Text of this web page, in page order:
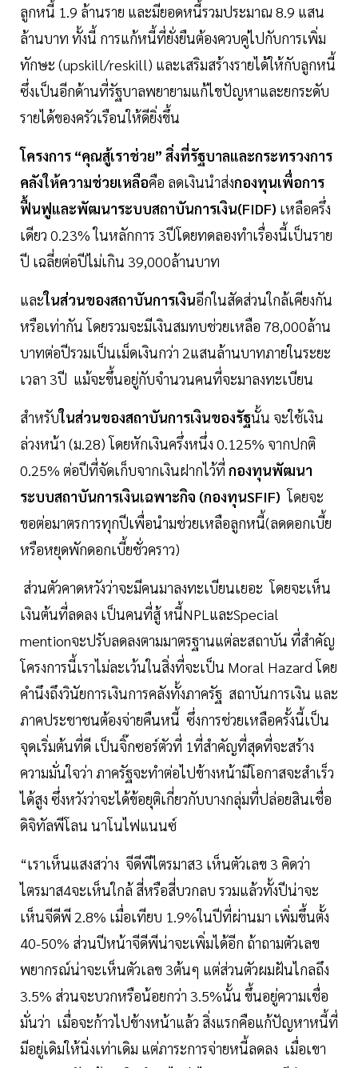
ลูกหนี้ 1.9 ล้านราย และมียอดหนี้รวมประมาณ 8.9 แสน
ล้านบาท ทั้งนี้ การแก้หนี้ที่ยั่งยืนต้องควบคู่ไปกับการเพิ่ม
ทักษะ (upskill/reskill) และเสริมสร้างรายได้ให้กับลูกหนี้
ซึ่งเป็นอีกด้านที่รัฐบาลพยายามแก้ไขปัญหาและยกระดับ
รายได้ของครัวเรือนให้ดียิ่งขึ้น
โครงการ “คุณสู้เราช่วย” สิ่งที่รัฐบาลและกระทรวงการ
คลังให้ความช่วยเหลือคือ ลดเงินนำส่งกองทุนเพื่อการ
ฟื้นฟูและพัฒนาระบบสถาบันการเงิน(FIDF) เหลือครึ่ง
เดียว 0.23% ในหลักการ 3ปีโดยทดลองทำเรื่องนี้เป็นราย
ปี เฉลี่ยต่อปีไม่เกิน 39,000ล้านบาท
และในส่วนของสถาบันการเงินอีกในสัดส่วนใกล้เคียงกัน
หรือเท่ากัน โดยรวมจะมีเงินสมทบช่วยเหลือ 78,000ล้าน
บาทต่อปีรวมเป็นเม็ดเงินกว่า 2แสนล้านบาทภายในระยะ
เวลา 3ปี แม้จะขึ้นอยู่กับจำนวนคนที่จะมาลงทะเบียน
สำหรับในส่วนของสถาบันการเงินของรัฐนั้น จะใช้เงิน
ล่วงหน้า (ม.28) โดยหักเงินครึ่งหนึ่ง 0.125% จากปกติ
0.25% ต่อปีที่จัดเก็บจากเงินฝากไว้ที่ กองทุนพัฒนา
ระบบสถาบันการเงินเฉพาะกิจ (กองทุนSFIF) โดยจะ
ขอต่อมาตรการทุกปีเพื่อนำมช่วยเหลือลูกหนี้(ลดดอกเบี้ย
หรือหยุดพักดอกเบี้ยชั่วคราว)
ส่วนตัวคาดหวังว่าจะมีคนมาลงทะเบียนเยอะ โดยจะเห็น
เงินต้นที่ลดลง เป็นคนที่สู้ หนี้NPLและSpecial
mentionจะปรับลดลงตามมาตรฐานแต่ละสถาบัน ที่สำคัญ
โครงการนี้เราไม่ละเว้นในสิ่งที่จะเป็น Moral Hazard โดย
คำนึงถึงวินัยการเงินการคลังทั้งภาครัฐ สถาบันการเงิน และ
ภาคประชาชนต้องจ่ายคืนหนี้ ซึ่งการช่วยเหลือครั้งนี้เป็น
จุดเริ่มต้นที่ดี เป็นจิ๊กซอร์ตัวที่ 1ที่สำคัญที่สุดที่จะสร้าง
ความมั่นใจว่า ภาครัฐจะทำต่อไปข้างหน้ามีโอกาสจะสำเร็ว
ได้สูง ซึ่งหวังว่าจะได้ข้อยุติเกี่ยวกับบางกลุ่มที่ปล่อยสินเชื่อ
ดิจิทัลพีโลน นาโนไฟแนนซ์
“เราเห็นแสงสว่าง จีดีพีไตรมาส3 เห็นตัวเลข 3 คิดว่า
ไตรมาส4จะเห็นใกล้ สี่หรือสี่บวกลบ รวมแล้วทั้งปีน่าจะ
เห็นจีดีพี 2.8% เมื่อเทียบ 1.9%ในปีที่ผ่านมา เพิ่มขึ้นตั้ง
40-50% ส่วนปีหน้าจีดีพีน่าจะเพิ่มได้อีก ถ้าถามตัวเลข
พยากรณ์น่าจะเห็นตัวเลข 3ต้นๆ แต่ส่วนตัวผมฝันไกลถึง
3.5% ส่วนจะบวกหรือน้อยกว่า 3.5%นั้น ขึ้นอยู่ความเชื่อ
มั่นว่า เมื่อจะก้าวไปข้างหน้าแล้ว สิ่งแรกคือแก้ปัญหาหนี้ที่
มีอยู่เดิมให้นิ่งเท่าเดิม แต่ภาระการจ่ายหนี้ลดลง เมื่อเขา